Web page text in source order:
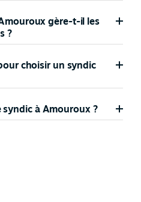
gère-t-il les
?
choisir un syndic
à Amouroux ?